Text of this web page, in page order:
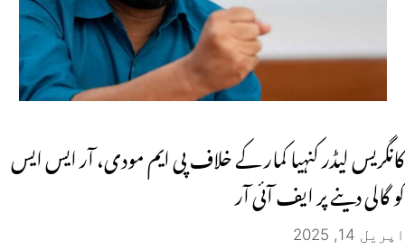
کانگریس لیڈر کنہیا کمار کے خلاف پی ایم مودی، آر ایس ایس
کو گالی دینے پر ایف آئی آر
اپریل 14, 2025